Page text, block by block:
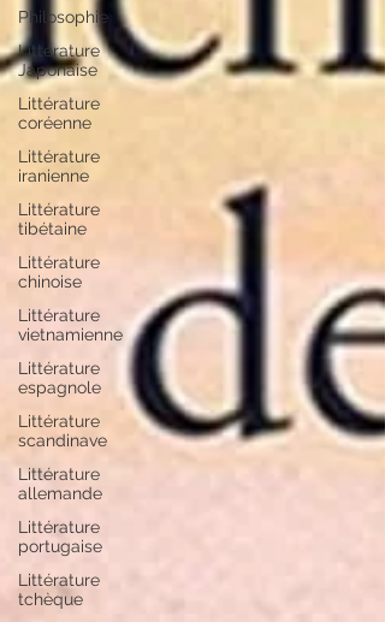
Philosophie
Littérature
Japonaise
Littérature
coréenne
Littérature
iranienne
Littérature
tibétaine
Littérature
chinoise
Littérature
vietnamienne
Littérature
espagnole
Littérature
scandinave
Littérature
allemande
Littérature
portugaise
Littérature
tchèque